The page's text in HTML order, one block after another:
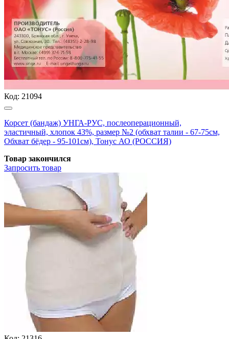
Код: 21094
Корсет (бандаж) УНГА-РУС, послеоперационный,
эластичный, хлопок 43%, размер №2 (обхват талии - 67-75см,
Обхват бёдер - 95-101см), Тонус АО (РОССИЯ)
Товар закончился
Запросить товар